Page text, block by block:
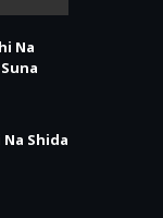
Na
Shida